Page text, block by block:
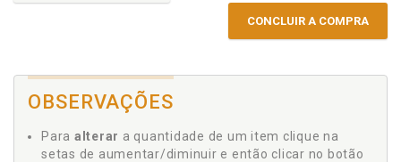
CONCLUIR A COMPRA
OBSERVAÇÕES
Para alterar a quantidade de um item clique na
setas de aumentar/diminuir e então clicar no botão